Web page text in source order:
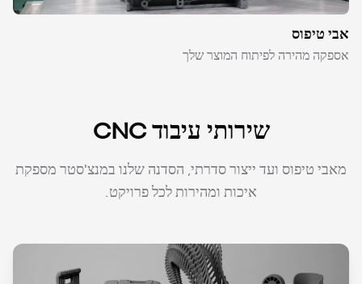
אבי טיפוס
אספקה מהירה לפיתוח המוצר שלך
שירותי עיבוד CNC
מאבי טיפוס ועד ייצור סדרתי, הסדנה שלנו במנצ'סטר מספקת
איכות ומהירות לכל פרויקט.